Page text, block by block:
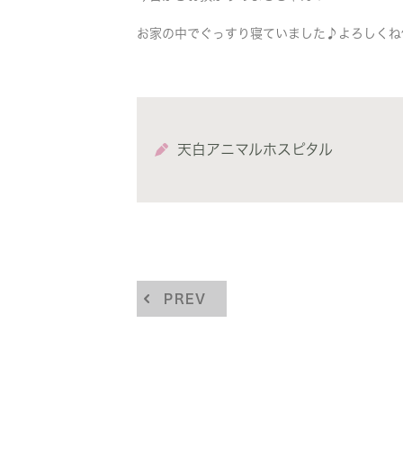
お家の中でぐっすり寝ていました♪よろしく
天白アニマルホスピタル
PREV